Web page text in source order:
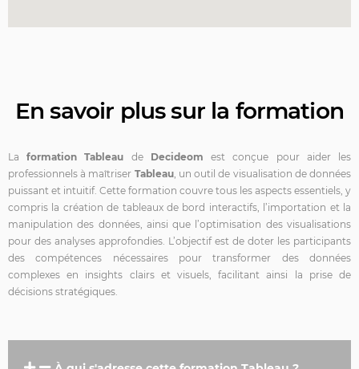
En savoir plus sur la formation
Laformation Tableau de Decideom est conçue pour aider les
professionnels à maîtriser Tableau, un outil de visualisation de données
puissant et intuitif. Cette formation couvre tous les aspects essentiels, y
compris la création de tableaux de bord interactifs, l’importation et la
manipulation des données, ainsi que l’optimisation des visualisations
pour des analyses approfondies. L’objectif est de doter les participants
des compétences nécessaires pour transformer des données
complexes en insights clairs et visuels, facilitant ainsi la prise de
décisions stratégiques.